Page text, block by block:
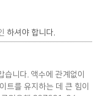
하셔야 합니다.
니다. 액수에 관계없이
트를 유지하는 데 큰 힘이